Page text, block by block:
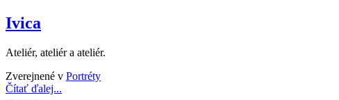
Ivica
Ateliér, ateliér a ateliér.
Zverejnené v Portréty
Čítať ďalej...